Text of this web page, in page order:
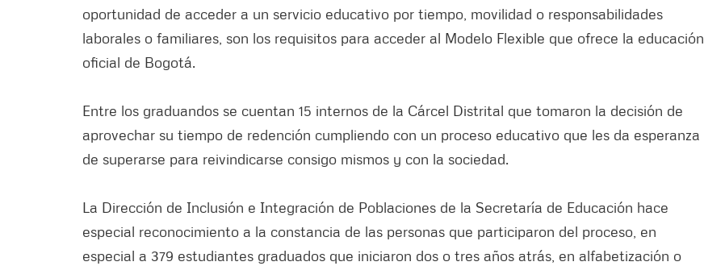
oportunidad de acceder a un servicio educativo por tiempo, movilidad o responsabilidades
laborales o familiares, son los requisitos para acceder al Modelo Flexible que ofrece la educación
oficial de Bogotá.
Entre los graduandos se cuentan 15 internos de la Cárcel Distrital que tomaron la decisión de
aprovechar su tiempo de redención cumpliendo con un proceso educativo que les da esperanza
de superarse para reivindicarse consigo mismos y con la sociedad.
La Dirección de Inclusión e Integración de Poblaciones de la Secretaría de Educación hace
especial reconocimiento a la constancia de las personas que participaron del proceso, en
especial a 379 estudiantes graduados que iniciaron dos o tres años atrás, en alfabetización o